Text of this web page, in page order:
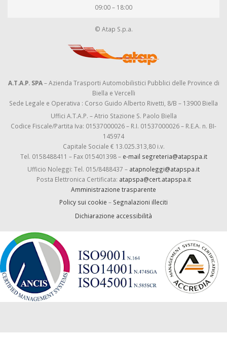
09:00 – 18:00
© Atap S.p.a.
A.T.A.P. SPA– Azienda Trasporti Automobilistici Pubblici delle Province di
Biella e Vercelli
Sede Legale e Operativa : Corso Guido Alberto Rivetti, 8/B – 13900 Biella
Uffici A.T.A.P. – Atrio Stazione S. Paolo Biella
Codice Fiscale/Partita Iva: 01537000026 – R.I. 01537000026 – R.E.A. n. BI-
145974
Capitale Sociale € 13.025.313,80 i.v.
Tel. 0158488411 – Fax 015401398 – e-mail segreteria@atapspa.it
Ufficio Noleggi: Tel. 015/8488437 – atapnoleggi@atapspa.it
Posta Elettronica Certificata: atapspa@cert.atapspa.it
Amministrazione trasparente
Policy sui cookie – Segnalazioni illeciti
Dichiarazione accessibilità